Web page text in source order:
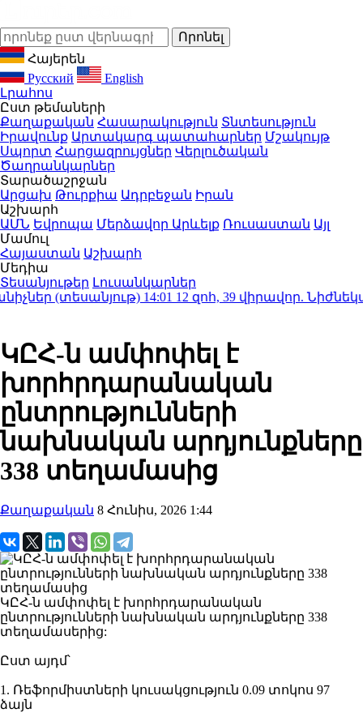
Հայերեն
Русский
English
Լրահոս
Ըստ թեմաների
Քաղաքական Հասարակություն Տնտեսություն
Իրավունք Արտակարգ պատահարներ Մշակույթ
Սպորտ Հարցազրույցներ Վերլուծական
Ծաղրանկարներ
Տարածաշրջան
Արցախ Թուրքիա Ադրբեջան Իրան
Աշխարհ
ԱՄՆ Եվրոպա Մերձավոր Արևելք Ռուսաստան Այլ
Մամուլ
Հայաստան Աշխարհ
Մեդիա
Տեսանյութեր Լուսանկարներ
(տեսանյութ)14:01 12 զոհ, 39 վիրավոր.
ԿԸՀ-ն ամփոփել է
խորհրդարանական
ընտրությունների
նախնական արդյունքները
338 տեղամասից
Քաղաքական 8 Հունիս, 2026 1:44
ԿԸՀ-ն ամփոփել է խորհրդարանական
ընտրությունների նախնական արդյունքները 338
տեղամասերից:
Ըստ այդմ՝
1. Ռեֆորմիստների կուսակցություն 0.09 տոկոս 97
ձայն